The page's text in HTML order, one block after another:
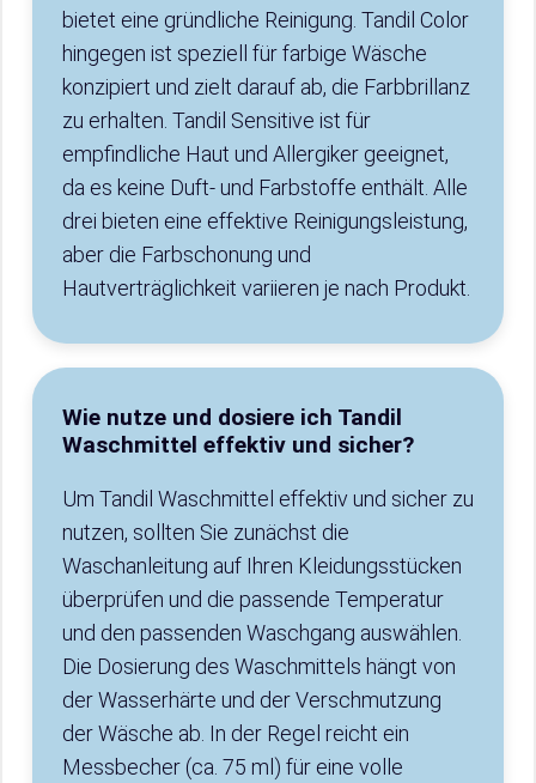
bietet eine gründliche Reinigung. Tandil Color
hingegen ist speziell für farbige Wäsche
konzipiert und zielt darauf ab, die Farbbrillanz
zu erhalten. Tandil Sensitive ist für
empfindliche Haut und Allergiker geeignet,
da es keine Duft- und Farbstoffe enthält. Alle
drei bieten eine effektive Reinigungsleistung,
aber die Farbschonung und
Hautverträglichkeit variieren je nach Produkt.
Wie nutze und dosiere ich Tandil
Waschmittel effektiv und sicher?
Um Tandil Waschmittel effektiv und sicher zu
nutzen, sollten Sie zunächst die
Waschanleitung auf Ihren Kleidungsstücken
überprüfen und die passende Temperatur
und den passenden Waschgang auswählen.
Die Dosierung des Waschmittels hängt von
der Wasserhärte und der Verschmutzung
der Wäsche ab. In der Regel reicht ein
Messbecher (ca. 75 ml) für eine volle